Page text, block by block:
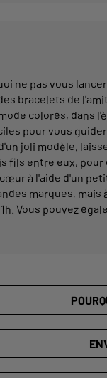
ne pas vous
bracelets de
colorés, dans
pour vous
joli modèle,
fils entre eux,
à l'aide d'un
marques, mais
Vous pouvez